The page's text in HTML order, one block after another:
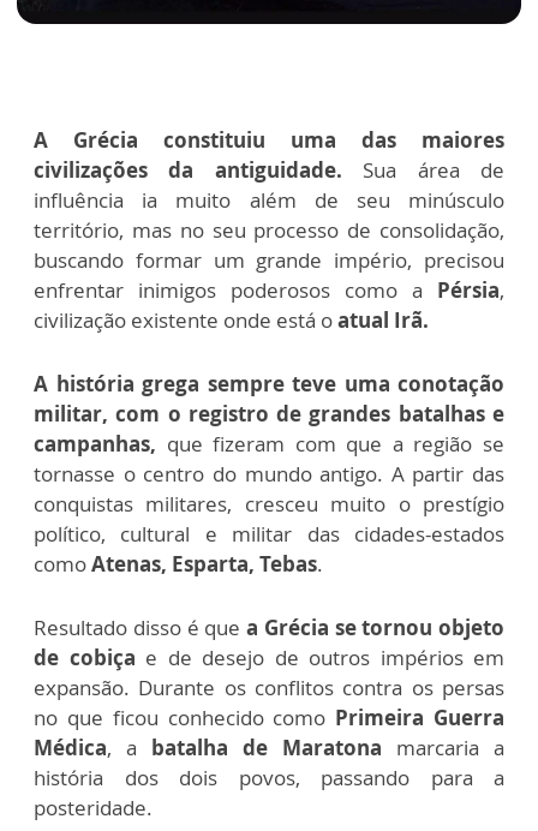
A Grécia constituiu uma das maiores
civilizações da antiguidade. Sua área de
influência ia muito além de seu minúsculo
território, mas no seu processo de consolidação,
buscando formar um grande império, precisou
enfrentar inimigos poderosos como a Pérsia,
civilização existente onde está oatual Irã.
A história grega sempre teve uma conotação
militar, com o registro de grandes batalhas e
campanhas, que fizeram com que a região se
tornasse o centro do mundo antigo. A partir das
conquistas militares, cresceu muito o prestígio
político, cultural e militar das cidades-estados
comoAtenas, Esparta, Tebas.
Resultado disso é que a Grécia se tornou objeto
de cobiça e de desejo de outros impérios em
expansão. Durante os conflitos contra os persas
no que ficou conhecido como Primeira Guerra
Médica, a batalha de Maratona marcaria a
história dos dois povos, passando para a
posteridade.